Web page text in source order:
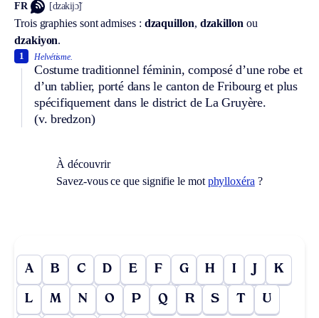
FR [dzakijɔ̃]
Trois graphies sont admises : dzaquillon, dzakillon ou
dzakiyon.
Helvétisme.
Costume traditionnel féminin, composé d’une robe et
d’un tablier, porté dans le canton de Fribourg et plus
spécifiquement dans le district de La Gruyère.
(v. bredzon)
1
À découvrir
Savez-vous ce que signifie le mot phylloxéra ?
A B C D E F G H I J K
L M N O P Q R S T U